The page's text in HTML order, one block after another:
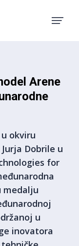
Arene
okviru
Dobrile u
for
medalju
u
inovatora